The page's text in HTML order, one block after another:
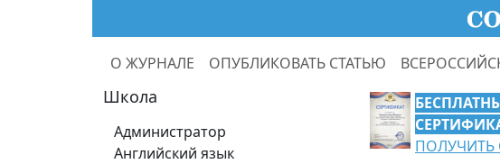
О ЖУРНАЛЕ ОПУБЛИКОВАТЬ СТАТЬЮ
Школа
Администратор
Английский язык
ПОЛУЧИТЬ